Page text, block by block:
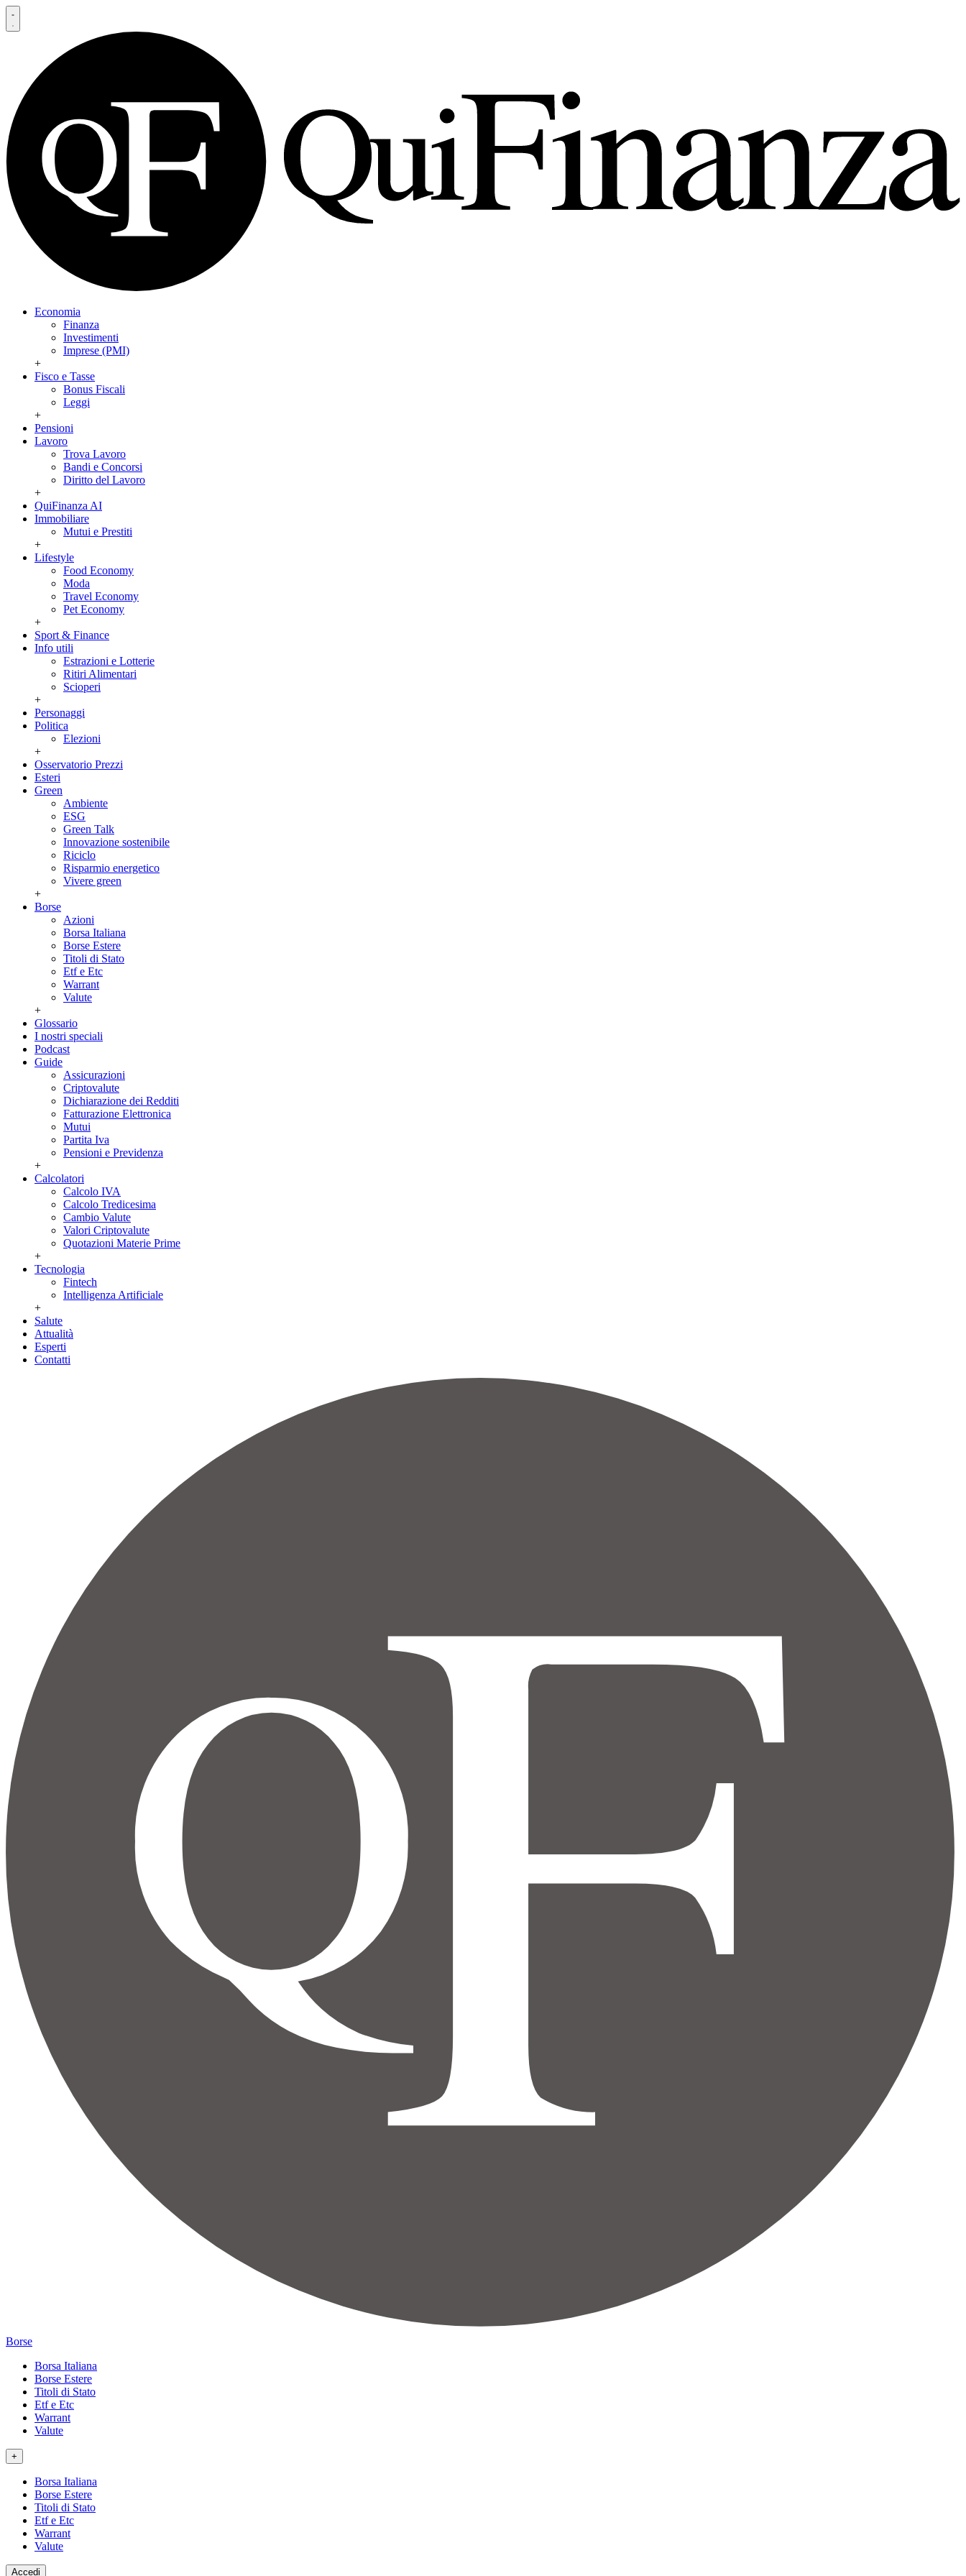
Economia
Finanza
Investimenti
Imprese (PMI)
+
Fisco e Tasse
Bonus Fiscali
Leggi
+
Pensioni
Lavoro
Trova Lavoro
Bandi e Concorsi
Diritto del Lavoro
+
QuiFinanza AI
Immobiliare
Mutui e Prestiti
+
Lifestyle
Food Economy
Moda
Travel Economy
Pet Economy
+
Sport & Finance
Info utili
Estrazioni e Lotterie
Ritiri Alimentari
Scioperi
+
Personaggi
Politica
Elezioni
+
Osservatorio Prezzi
Esteri
Green
Ambiente
ESG
Green Talk
Innovazione sostenibile
Riciclo
Risparmio energetico
Vivere green
+
Borse
Azioni
Borsa Italiana
Borse Estere
Titoli di Stato
Etf e Etc
Warrant
Valute
+
Glossario
I nostri speciali
Podcast
Guide
Assicurazioni
Criptovalute
Dichiarazione dei Redditi
Fatturazione Elettronica
Mutui
Partita Iva
Pensioni e Previdenza
+
Calcolatori
Calcolo IVA
Calcolo Tredicesima
Cambio Valute
Valori Criptovalute
Quotazioni Materie Prime
+
Tecnologia
Fintech
Intelligenza Artificiale
+
Salute
Attualità
Esperti
Contatti
Borse
Borsa Italiana
Borse Estere
Titoli di Stato
Etf e Etc
Warrant
Valute
+
Borsa Italiana
Borse Estere
Titoli di Stato
Etf e Etc
Warrant
Valute
Accedi